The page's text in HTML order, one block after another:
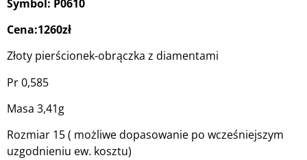
Symbol: P0610
Cena:1260zł
Złoty pierścionek-obrączka z diamentami
Pr 0,585
Masa 3,41g
Rozmiar 15 ( możliwe dopasowanie po wcześniejszym
uzgodnieniu ew. kosztu)